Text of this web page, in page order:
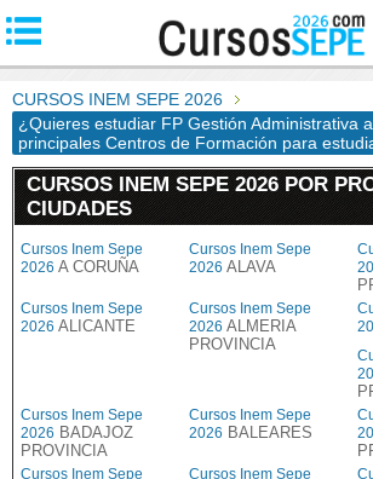
CURSOS INEM SEPE 2026
¿Quieres estudiar FP Gestión Administrativa
principales Centros de Formación para
CURSOS INEM SEPE 2026 POR
CIUDADES
Cursos Inem Sepe
2026 A CORUÑA
Cursos Inem Sepe
2026 ALAVA
Cursos Inem Sepe
2026 ALICANTE
Cursos Inem Sepe
2026 ALMERIA
PROVINCIA
Cursos Inem Sepe
2026 BADAJOZ
PROVINCIA
Cursos Inem Sepe
2026 BALEARES
Cursos Inem Sepe
Cursos Inem Sepe